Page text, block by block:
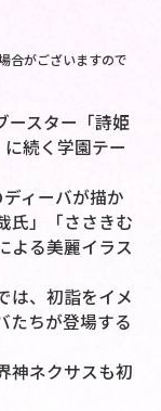
合がございますので
ースター「詩姫
続く学園テー
ィーバが描か
氏」「ささきむ
よる美麗イラス
は、初詣をイメ
たちが登場する
神ネクサスも初